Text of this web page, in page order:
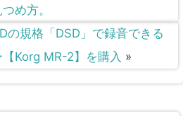
め方。
の規格「DSD」で録音できる
Korg MR-2】を購入 »